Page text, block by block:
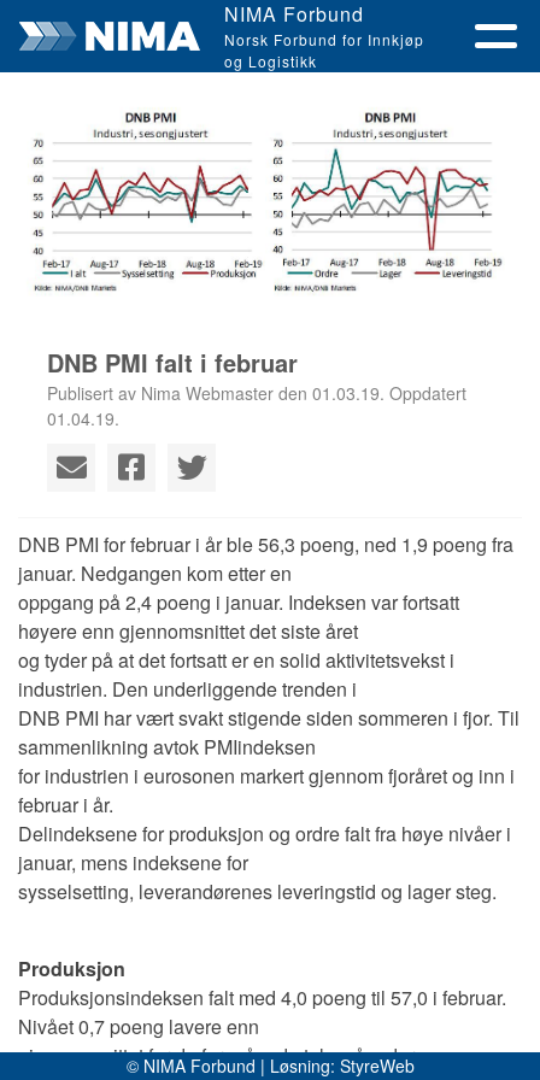
NIMA Forbund
Norsk Forbund for Innkjøp
og Logistikk
DNB PMI falt i februar
Publisert av Nima Webmaster den 01.03.19. Oppdatert
01.04.19.
DNB PMI for februar i år ble 56,3 poeng, ned 1,9 poeng fra
januar. Nedgangen kom etter en
oppgang på 2,4 poeng i januar. Indeksen var fortsatt
høyere enn gjennomsnittet det siste året
og tyder på at det fortsatt er en solid aktivitetsvekst i
industrien. Den underliggende trenden i
DNB PMI har vært svakt stigende siden sommeren i fjor. Til
sammenlikning avtok PMIindeksen
for industrien i eurosonen markert gjennom fjoråret og inn i
februar i år.
Delindeksene for produksjon og ordre falt fra høye nivåer i
januar, mens indeksene for
sysselsetting, leverandørenes leveringstid og lager steg.
Produksjon
Produksjonsindeksen falt med 4,0 poeng til 57,0 i februar.
Nivået 0,7 poeng lavere enn
gjennomsnittet for de foregående tolv måneder.
© NIMA Forbund | Løsning: StyreWeb